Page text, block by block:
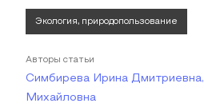
Экология, природопользование
Авторы статьи
Симбирева Ирина
Михайловна